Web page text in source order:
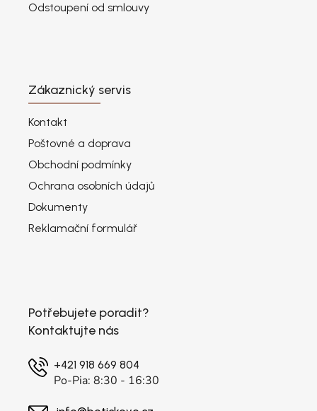
Odstoupení od smlouvy
Zákaznický servis
Kontakt
Poštovné a doprava
Obchodní podmínky
Ochrana osobních údajů
Dokumenty
Reklamační formulář
Potřebujete poradit?
Kontaktujte nás
+421 918 669 804
Po-Pia: 8:30 - 16:30